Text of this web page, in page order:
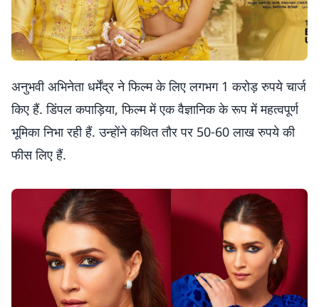
अनुभवी अभिनेता धर्मेंद्र ने फिल्म के लिए लगभग 1 करोड़ रुपये चार्ज
किए हैं. डिंपल कपाड़िया, फिल्म में एक वैज्ञानिक के रूप में महत्वपूर्ण
भूमिका निभा रही हैं. उन्होंने कथित तौर पर 50-60 लाख रुपये की
फीस लिए हैं.